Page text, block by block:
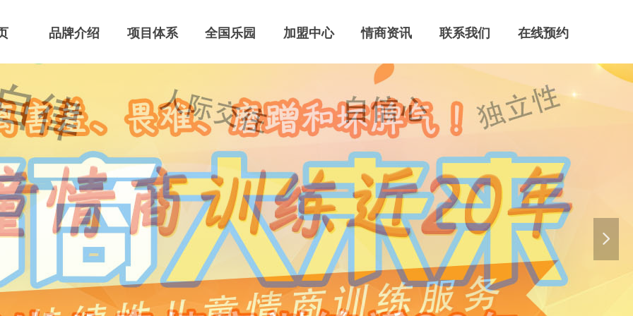
넲
品牌介绍 项目体系 全国乐园 加盟中心 情商资讯 联系我们 在线预约